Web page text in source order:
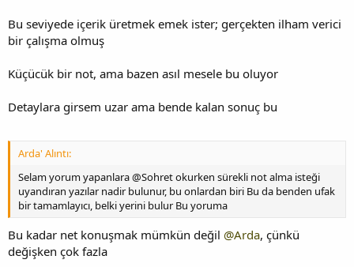
Bu seviyede içerik üretmek emek ister; gerçekten ilham verici
bir çalışma olmuş
Küçücük bir not, ama bazen asıl mesele bu oluyor
Detaylara girsem uzar ama bende kalan sonuç bu
Arda' Alıntı:
Selam yorum yapanlara @Sohret okurken sürekli not alma isteği
uyandıran yazılar nadir bulunur, bu onlardan biri Bu da benden ufak
bir tamamlayıcı, belki yerini bulur Bu yoruma
Bu kadar net konuşmak mümkün değil @Arda, çünkü
değişken çok fazla